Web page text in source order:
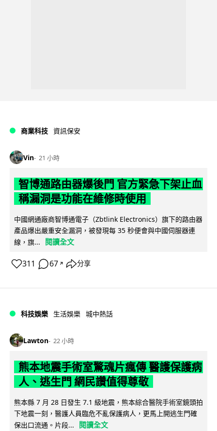
商業科技 資訊保安
Vin 21 小時
智博通路由器爆後門 官方緊急下架止血
稱漏洞是功能在維修時使用
中國網通廠商智博通電子（Zbtlink Electronics）旗下的路由器
產品爆出嚴重安全漏洞，被發現每 35 秒便會與中國伺服器連
線，旗...
閱讀全文
311 67 ↗ 分享
科技娛樂 生活娛樂 城中熱話
Lawton 22 小時
熊本地震手術室驚魂片瘋傳 醫護保護病
人、逃生門 網民讚值得尊敬
熊本縣 7 月 28 日發生 7.1 級地震，熊本綜合醫院手術室鏡頭拍
下地震一刻，醫護人員臨危不亂保護病人，更馬上開逃生門確
保出口流通。片段...
閱讀全文